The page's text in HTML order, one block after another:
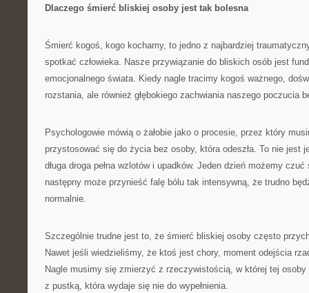
Dlaczego śmierć bliskiej osoby jest tak bolesna
Śmierć kogoś, kogo kochamy, to jedno z najbardziej
spotkać człowieka. Nasze przywiązanie do bliskich osób jest
emocjonalnego świata. Kiedy nagle tracimy kogoś ważnego,
rozstania, ale również głębokiego zachwiania naszego poczucia
Psychologowie mówią o żałobie jako o procesie, przez który
przystosować się do życia bez osoby, która odeszła. To nie jest
długa droga pełna wzlotów i upadków. Jeden dzień możemy
następny może przynieść falę bólu tak intensywną, że trudno
normalnie.
Szczególnie trudne jest to, że śmierć bliskiej osoby często
Nawet jeśli wiedzieliśmy, że ktoś jest chory, moment odejścia
Nagle musimy się zmierzyć z rzeczywistością, w której tej
z pustką, która wydaje się nie do wypełnienia.